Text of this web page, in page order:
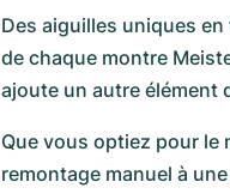
Des aiguilles uniques
de chaque montre
ajoute un autre élément
Que vous optiez pour le
remontage manuel à